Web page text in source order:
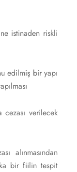
istinaden riskli
edilmiş bir yapı
verilecek
alınmasından
bir fiilin tespit